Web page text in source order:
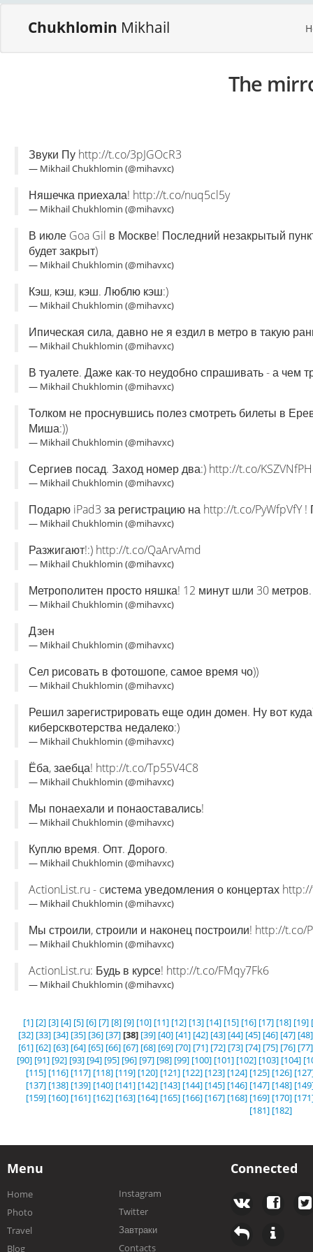
Chukhlomin Mikhail
The
Звуки Пу http://t.co/3pJGOcR3
— Mikhail Chukhlomin (@mihavxc)
Няшечка приехала! http://t.co/nuq5cl5y
— Mikhail Chukhlomin (@mihavxc)
В июле Goa Gil в Москве! Последний незакрытый
будет закрыт)
— Mikhail Chukhlomin (@mihavxc)
Кэш, кэш, кэш. Люблю кэш:)
— Mikhail Chukhlomin (@mihavxc)
Ипическая сила, давно не я ездил в метро в такую
— Mikhail Chukhlomin (@mihavxc)
В туалете. Даже как-то неудобно спрашивать - а чем
— Mikhail Chukhlomin (@mihavxc)
Толком не проснувшись полез смотреть билеты в
Миша:))
— Mikhail Chukhlomin (@mihavxc)
Сергиев посад. Заход номер два:) http://t.co/KSZVNfPH
— Mikhail Chukhlomin (@mihavxc)
Подарю iPad3 за регистрацию на http://t.co/PyWfpVfY
— Mikhail Chukhlomin (@mihavxc)
Разжигают!:) http://t.co/QaArvAmd
— Mikhail Chukhlomin (@mihavxc)
Метрополитен просто няшка! 12 минут шли 30
— Mikhail Chukhlomin (@mihavxc)
Дзен
— Mikhail Chukhlomin (@mihavxc)
Сел рисовать в фотошопе, самое время чо))
— Mikhail Chukhlomin (@mihavxc)
Решил зарегистрировать еще один домен. Ну вот
киберсквотерства недалеко:)
— Mikhail Chukhlomin (@mihavxc)
Ёба, заебца! http://t.co/Tp55V4C8
— Mikhail Chukhlomin (@mihavxc)
Мы понаехали и понаоставались!
— Mikhail Chukhlomin (@mihavxc)
Куплю время. Опт. Дорого.
— Mikhail Chukhlomin (@mihavxc)
ActionList.ru - cистема уведомления о концертах
— Mikhail Chukhlomin (@mihavxc)
Мы строили, строили и наконец построили! http://t.co/
— Mikhail Chukhlomin (@mihavxc)
ActionList.ru: Будь в курсе! http://t.co/FMqy7Fk6
— Mikhail Chukhlomin (@mihavxc)
[1] [2] [3] [4] [5] [6] [7] [8] [9] [10] [11] [12] [13] [14] [15] [16] [17] [18] [19]
[32] [33] [34] [35] [36] [37] [38] [39] [40] [41] [42] [43] [44] [45] [46] [47] [48]
[61] [62] [63] [64] [65] [66] [67] [68] [69] [70] [71] [72] [73] [74] [75] [76] [77]
[90] [91] [92] [93] [94] [95] [96] [97] [98] [99] [100] [101] [102] [103] [104]
[115] [116] [117] [118] [119] [120] [121] [122] [123] [124] [125] [126]
[137] [138] [139] [140] [141] [142] [143] [144] [145] [146] [147] [148]
[159] [160] [161] [162] [163] [164] [165] [166] [167] [168] [169] [170]
[181] [182]
Menu
Home
Photo
Travel
Blog
Instagram
Twitter
Завтраки
Contacts
Connected